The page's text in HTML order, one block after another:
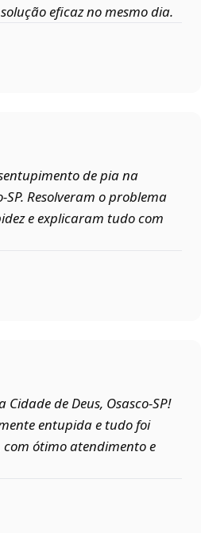
eficaz no mesmo dia.
de pia na
Resolveram o problema
e explicaram tudo com
de Deus, Osasco‑SP!
entupida e tudo foi
ótimo atendimento e